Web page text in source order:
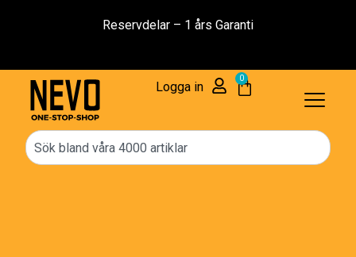
Reservdelar – 1 års Garanti
Logga in
0